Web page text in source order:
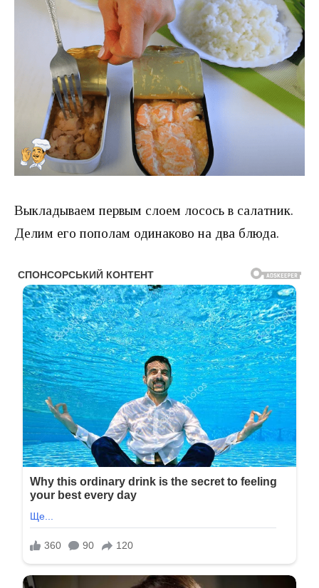
Выкладываем первым слоем лосось в салатник.
Делим его пополам одинаково на два блюда.